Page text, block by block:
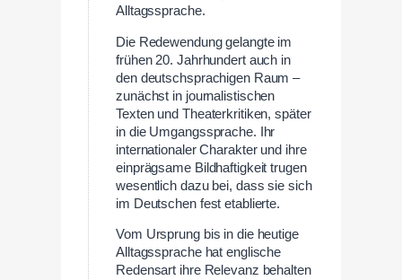
Alltagssprache.
Die Redewendung gelangte im
frühen 20. Jahrhundert auch in
den deutschsprachigen Raum –
zunächst in journalistischen
Texten und Theaterkritiken, später
in die Umgangssprache. Ihr
internationaler Charakter und ihre
einprägsame Bildhaftigkeit trugen
wesentlich dazu bei, dass sie sich
im Deutschen fest etablierte.
Vom Ursprung bis in die heutige
Alltagssprache hat englische
Redensart ihre Relevanz behalten